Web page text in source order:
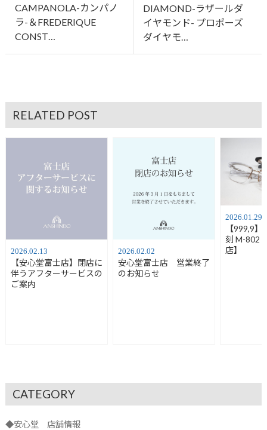
CAMPANOLA-カンパノ
ラ-＆FREDERIQUE
CONST…
DIAMOND-ラザールダ
イヤモンド- プロポーズ
ダイヤモ…
RELATED POST
2026.02.13
【安心堂富士店】閉店に
伴うアフターサービスの
ご案内
2026.02.02
安心堂富士店 営業終了
のお知らせ
2026.01.29
【999,9
刻 M-802
店】
CATEGORY
◆安心堂 店舗情報